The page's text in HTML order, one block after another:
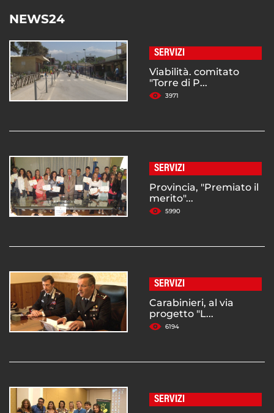
NEWS24
SERVIZI
Viabilità. comitato
"Torre di P...
3971
SERVIZI
Provincia, "Premiato il
merito"...
5990
SERVIZI
Carabinieri, al via
progetto "L...
6194
SERVIZI